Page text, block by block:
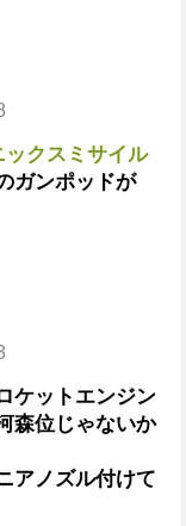
クスミサイル
ガンポッドが
ケットエンジン
森位じゃないか
アノズル付けて